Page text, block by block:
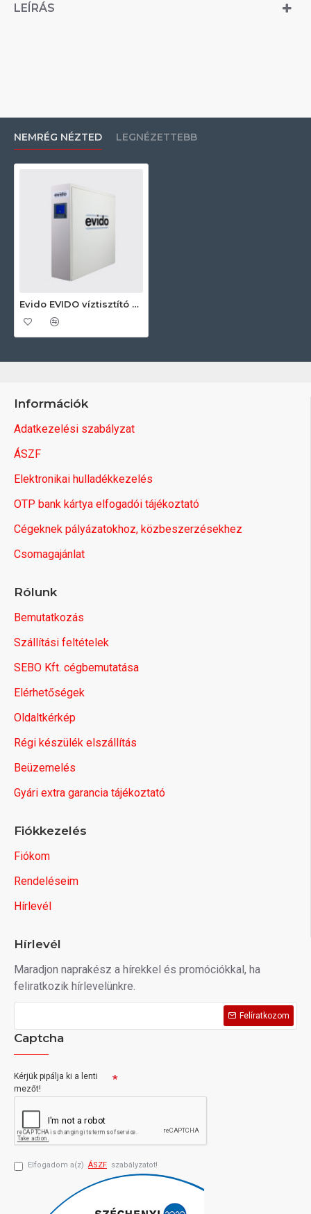
LEÍRÁS
NEMRÉG NÉZTED LEGNÉZETTEBB
Evido EVIDO víztisztító 442130 Víztisztító rendszer
Információk
Adatkezelési szabályzat
ÁSZF
Elektronikai hulladékkezelés
OTP bank kártya elfogadói tájékoztató
Cégeknek pályázatokhoz, közbeszerzésekhez
Csomagajánlat
Rólunk
Bemutatkozás
Szállítási feltételek
SEBO Kft. cégbemutatása
Elérhetőségek
Oldaltkérkép
Régi készülék elszállítás
Beüzemelés
Gyári extra garancia tájékoztató
Fiókkezelés
Fiókom
Rendeléseim
Hírlevél
Hírlevél
Maradjon naprakész a hírekkel és promóciókkal, ha
feliratkozik hírlevelünkre.
Felíratkozom
Captcha
Kérjük pipálja ki a lenti
mezőt!
Elfogadom a(z) ÁSZF szabályzatot!